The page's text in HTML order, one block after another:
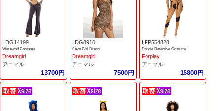
LDG14199
Werewolf Costume
Dreamgirl
アニマル
13700円
LDG8910
Cave Girl Dress
Dreamgirl
アニマル
7500円
LFP554828
Doggie Detective Costume
Forplay
アニマル
16800円